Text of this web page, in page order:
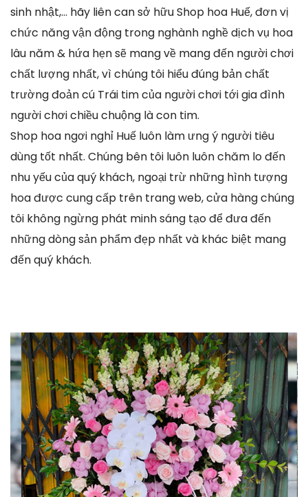
sinh nhật,… hãy liên can sở hữu Shop hoa Huế, đơn vị
chức năng vận động trong nghành nghề dịch vụ hoa
lâu năm & hứa hẹn sẽ mang về mang đến người chơi
chất lượng nhất, vì chúng tôi hiểu đúng bản chất
trường đoản cú Trái tim của người chơi tới gia đình
người chơi chiều chuộng là con tim.
Shop hoa ngơi nghỉ Huế luôn làm ưng ý người tiêu
dùng tốt nhất. Chúng bên tôi luôn luôn chăm lo đến
nhu yếu của quý khách, ngoại trừ những hình tượng
hoa được cung cấp trên trang web, cửa hàng chúng
tôi không ngừng phát minh sáng tạo để đưa đến
những dòng sản phẩm đẹp nhất và khác biệt mang
đến quý khách.